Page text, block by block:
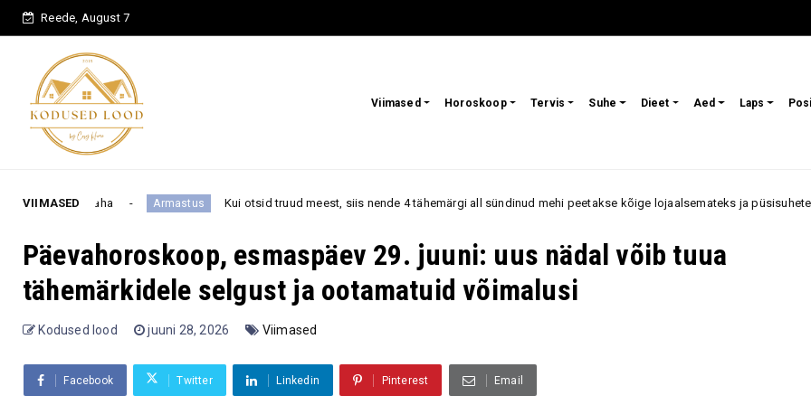
Reede, August 7
Viimased Horoskoop Tervis Suhe Dieet Aed Laps
VIIMASED
Armastus Kui otsid truud meest, siis nende 4 tähemärgi all sündinud mehi peetakse kõige lojaalsemateks ja püsisuhetele orienteeritumateks
Päevahoroskoop, esmaspäev 29. juuni: uus nädal võib tuua
tähemärkidele selgust ja ootamatuid võimalusi
Kodused lood juuni 28, 2026 Viimased
Facebook Twitter Linkedin Pinterest Email